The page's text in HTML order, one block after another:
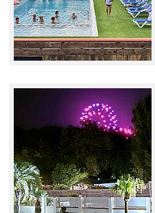
Situación y acceso
Formulario de contacto
Documentación
Noticias
Casa móvil y tarifas
Parcela y tarifas
Habitación por noche y precios